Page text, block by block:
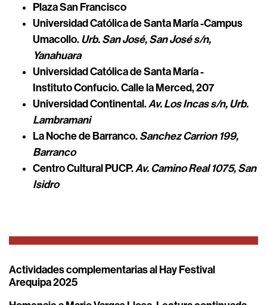
Plaza San Francisco
Universidad Católica de Santa María -Campus
Umacollo.Urb. San José, San José s/n,
Yanahuara
Universidad Católica de Santa María -
Instituto Confucio. Calle la Merced, 207
Universidad Continental.Av. Los Incas s/n, Urb.
Lambramani
La Noche de Barranco.Sanchez Carrion 199,
Barranco
Centro Cultural PUCP.Av. Camino Real 1075, San
Isidro
Actividades complementarias al Hay Festival
Arequipa 2025